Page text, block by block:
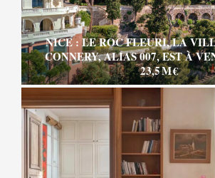
NICE : LE ROC FLEURI, LA
CONNERY, ALIAS 007, EST À
23,5 M €